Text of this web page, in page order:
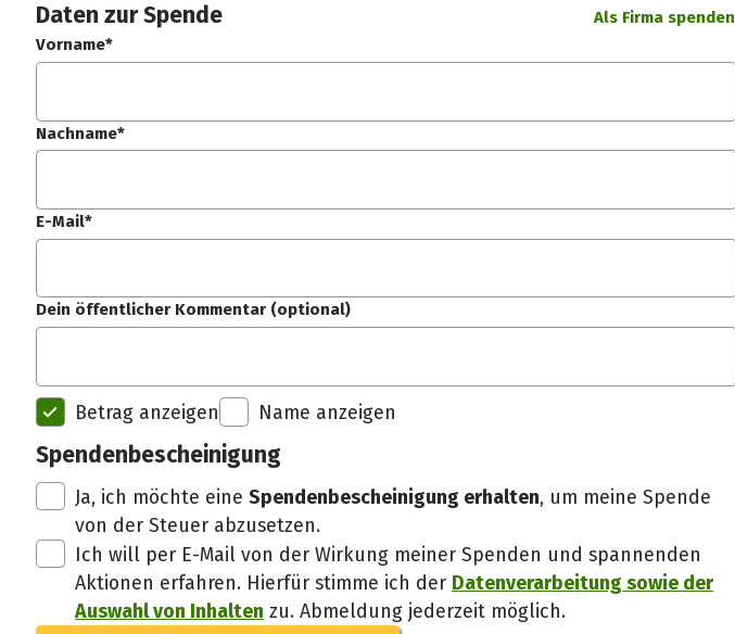
Daten zur Spende
Als Firma spenden
Vorname*
Nachname*
E-Mail*
Dein öffentlicher Kommentar (optional)
Betrag anzeigen Name anzeigen
Spendenbescheinigung
Ja, ich möchte eineSpendenbescheinigung erhalten, um meine Spende
von der Steuer abzusetzen.
Ich will per E-Mail von der Wirkung meiner Spenden und spannenden
Aktionen erfahren. Hierfür stimme ich der Datenverarbeitung sowie der
Auswahl von Inhalten zu. Abmeldung jederzeit möglich.